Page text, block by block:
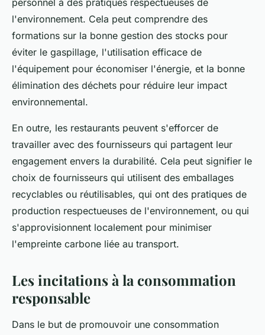
personnel à des pratiques respectueuses de
l'environnement. Cela peut comprendre des
formations sur la bonne gestion des stocks pour
éviter le gaspillage, l'utilisation efficace de
l'équipement pour économiser l'énergie, et la bonne
élimination des déchets pour réduire leur impact
environnemental.
En outre, les restaurants peuvent s'efforcer de
travailler avec des fournisseurs qui partagent leur
engagement envers la durabilité. Cela peut signifier le
choix de fournisseurs qui utilisent des emballages
recyclables ou réutilisables, qui ont des pratiques de
production respectueuses de l'environnement, ou qui
s'approvisionnent localement pour minimiser
l'empreinte carbone liée au transport.
Les incitations à la consommation
responsable
Dans le but de promouvoir une consommation